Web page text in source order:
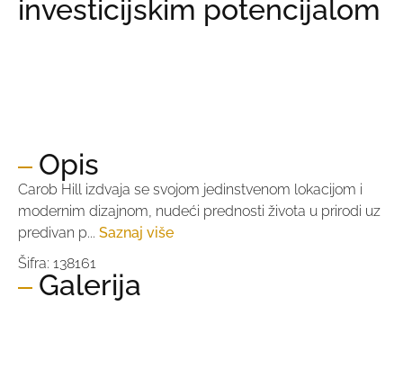
investicijskim potencijalom
Opis
Carob Hill izdvaja se svojom jedinstvenom lokacijom i
modernim dizajnom, nudeći prednosti života u prirodi uz
predivan p... Saznaj više
Šifra: 138161
Galerija